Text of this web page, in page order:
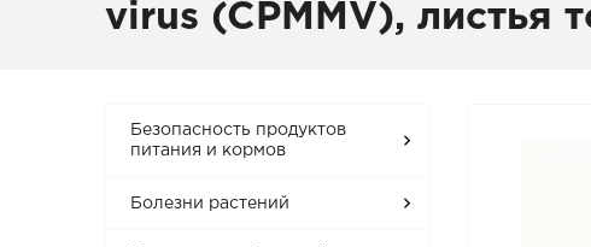
virus (CPMMV), листья
Безопасность продуктов
питания и кормов
Болезни растений